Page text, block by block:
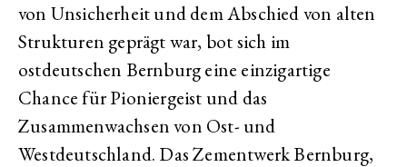
von Unsicherheit und dem Abschied von alten
Strukturen geprägt war, bot sich im
ostdeutschen Bernburg eine einzigartige
Chance für Pioniergeist und das
Zusammenwachsen von Ost- und
Westdeutschland. Das Zementwerk Bernburg,